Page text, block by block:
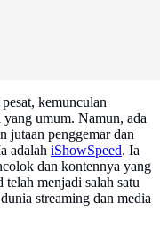
kemunculan
umum. Namun, ada
jutaan penggemar dan
adalah iShowSpeed. Ia
dan kontennya yang
menjadi salah satu
streaming dan media